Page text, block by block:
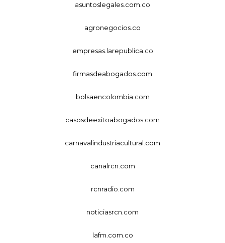
asuntoslegales.com.co
agronegocios.co
empresas.larepublica.co
firmasdeabogados.com
bolsaencolombia.com
casosdeexitoabogados.com
carnavalindustriacultural.com
canalrcn.com
rcnradio.com
noticiasrcn.com
lafm.com.co